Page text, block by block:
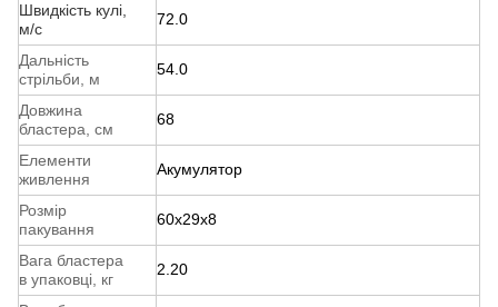
Швидкість кулі,
м/с
72.0
Дальність
стрільби, м
54.0
Довжина
бластера, см
68
Елементи
живлення
Акумулятор
Розмір
пакування
60x29x8
Вага бластера
в упаковці, кг
2.20